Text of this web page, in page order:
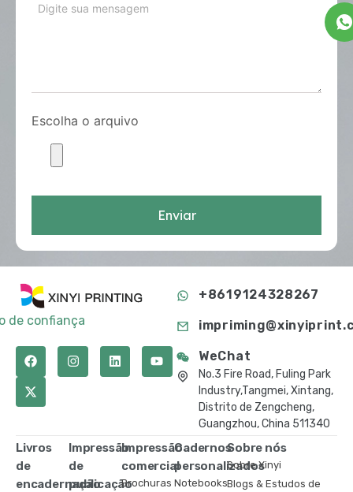
Escolha o arquivo
Enviar
de confiança
+8619124328267
WeChat
No.3 Fire Road, Fuling Park
Industry,Tangmei, Xintang,
Distrito de Zengcheng,
Guangzhou, China 511340
Livros
de
encadernação
Impressão
de
publicação
Impressão
comercial
Brochuras
Cadernos
personalizados
Notebooks
Sobre nós
Sobre Xinyi
Blogs & Estudos de